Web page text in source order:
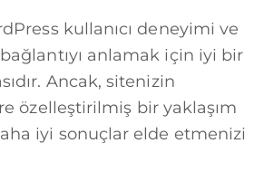
kullanıcı deneyimi ve
anlamak için iyi bir
Ancak, sitenizin
özelleştirilmiş bir yaklaşım
iyi sonuçlar elde etmenizi